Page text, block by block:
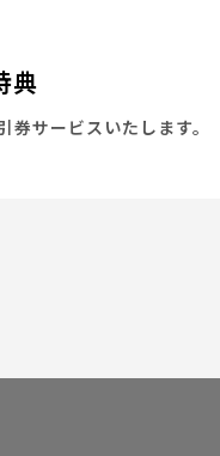
典
サービスいたします。